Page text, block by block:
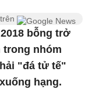
bỗng trở
trong nhóm
"đá tử tế"
hạng.